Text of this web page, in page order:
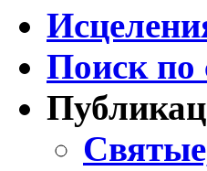
Поиск по